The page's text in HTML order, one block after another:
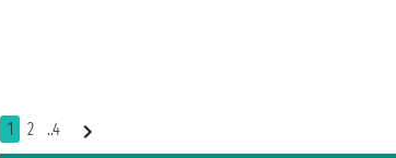
1 2 ..4